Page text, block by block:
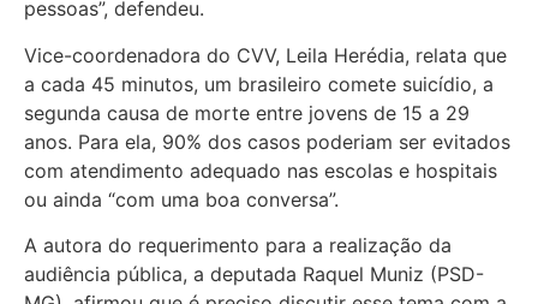
pessoas”, defendeu.
Vice-coordenadora do CVV, Leila Herédia, relata que
a cada 45 minutos, um brasileiro comete suicídio, a
segunda causa de morte entre jovens de 15 a 29
anos. Para ela, 90% dos casos poderiam ser evitados
com atendimento adequado nas escolas e hospitais
ou ainda “com uma boa conversa”.
A autora do requerimento para a realização da
audiência pública, a deputada Raquel Muniz (PSD-